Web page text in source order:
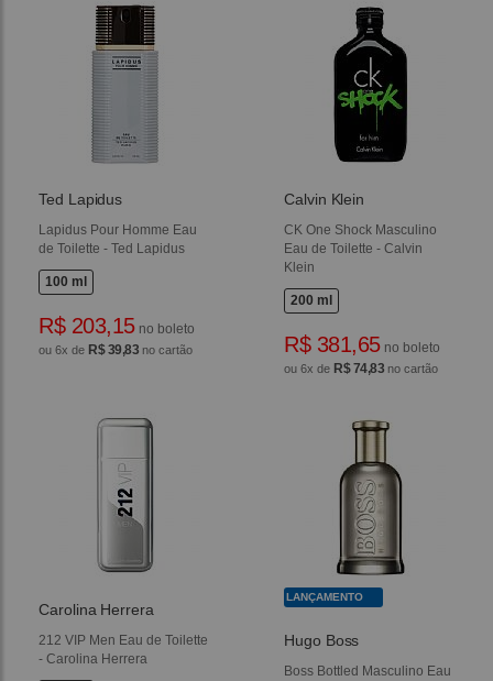
Ted Lapidus
Lapidus Pour Homme Eau
de Toilette - Ted Lapidus
100 ml
R$ 203,15no boleto
ou 6x de R$ 39,83 no cartão
Calvin Klein
CK One Shock Masculino
Eau de Toilette - Calvin
Klein
200 ml
R$ 381,65no boleto
ou 6x de R$ 74,83 no cartão
Carolina Herrera
212 VIP Men Eau de Toilette
- Carolina Herrera
LANÇAMENTO
Hugo Boss
Boss Bottled Masculino Eau